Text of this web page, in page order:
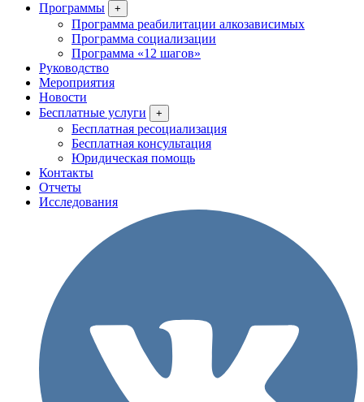
Программы
+
Программа реабилитации алкозависимых
Программа социализации
Программа «12 шагов»
Руководство
Мероприятия
Новости
Бесплатные услуги
+
Бесплатная ресоциализация
Бесплатная консультация
Юридическая помощь
Контакты
Отчеты
Исследования